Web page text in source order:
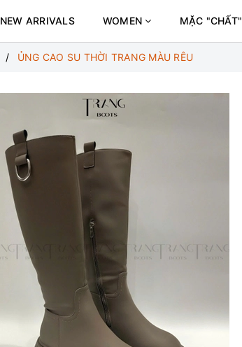
NEW ARRIVALS WOMEN MẶC "CHẤT"
ỦNG CAO SU THỜI TRANG MÀU RÊU